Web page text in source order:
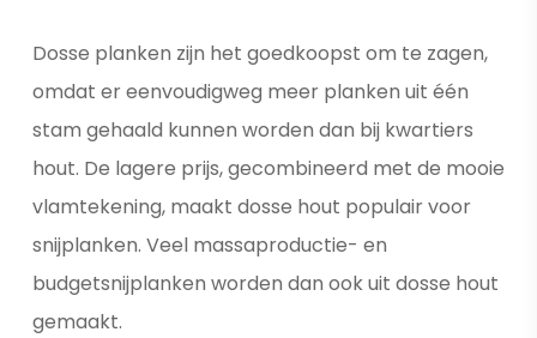
Dosse planken zijn het goedkoopst om te zagen,
omdat er eenvoudigweg meer planken uit één
stam gehaald kunnen worden dan bij kwartiers
hout. De lagere prijs, gecombineerd met de mooie
vlamtekening, maakt dosse hout populair voor
snijplanken. Veel massaproductie- en
budgetsnijplanken worden dan ook uit dosse hout
gemaakt.